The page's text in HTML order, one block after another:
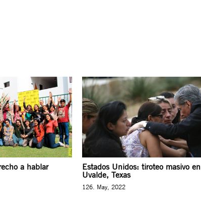
a hablar
Estados Unidos: tiroteo masivo en
Uvalde, Texas
126. May, 2022